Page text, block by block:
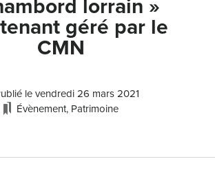
lorrain »
géré par le
CMN
le vendredi 26 mars 2021
Évènement, Patrimoine